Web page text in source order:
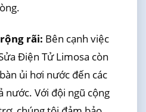
rãi: Bên cạnh việc
Điện Tử Limosa còn
ủi hơi nước đến các
nước. Với đội ngũ cộng